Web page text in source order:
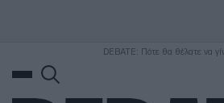
DEBATE: Πότε θα θέλατε να